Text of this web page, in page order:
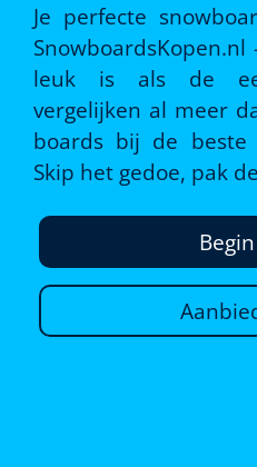
Je perfecte
leuk is als de
vergelijken al meer
boards bij de beste
Skip het gedoe, pak